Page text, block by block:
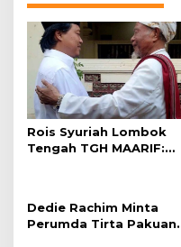
Rois Syuriah Lombok
Tengah TGH MAARIF:
Dedie Rachim Minta
Perumda Tirta Pakuan